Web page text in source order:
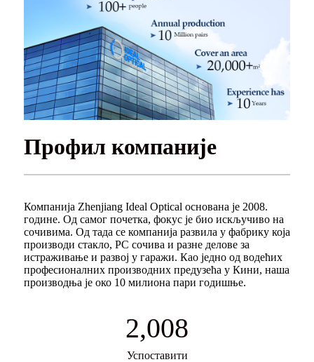
Профил компаније
Компанија Zhenjiang Ideal Optical основана је 2008.
године. Од самог почетка, фокус је био искључиво на
сочивима. Од тада се компанија развила у фабрику која
производи стакло, PC сочива и разне делове за
истраживање и развој у гаражи. Као једно од водећих
професионалних производних предузећа у Кини, наша
производња је око 10 милиона пари годишње.
2,008
Успоставити